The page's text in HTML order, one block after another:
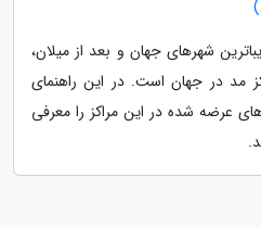
شهرهای جهان و بعد از میلان،
مد در جهان است. در این راهنمای
عرضه شده در این مراکز را معرفی